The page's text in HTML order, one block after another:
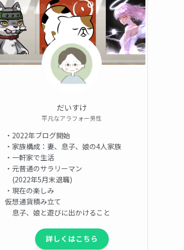
だいすけ
平凡なアラフォー男性
・2022年ブログ開始
・家族構成：妻、息子、娘の4人家族
・一軒家で生活
・元普通のサラリーマン
(2022年5月末退職)
・現在の楽しみ
仮想通貨積み立て
息子、娘と遊びに出かけること
詳しくはこちら